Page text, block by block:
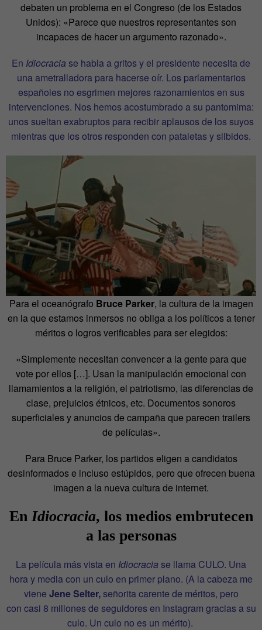
debaten un problema en el Congreso (de los Estados
Unidos): «Parece que nuestros representantes son
incapaces de hacer un argumento razonado».
En Idiocracia se habla a gritos y el presidente necesita de
una ametralladora para hacerse oír. Los parlamentarios
españoles no esgrimen mejores razonamientos en sus
intervenciones. Nos hemos acostumbrado a su pantomima:
unos sueltan exabruptos para recibir aplausos de los suyos
mientras que los otros responden con pataletas y silbidos.
Para el oceanógrafo Bruce Parker, la cultura de la imagen
en la que estamos inmersos no obliga a los políticos a tener
méritos o logros verificables para ser elegidos:
«Simplemente necesitan convencer a la gente para que
vote por ellos […]. Usan la manipulación emocional con
llamamientos a la religión, el patriotismo, las diferencias de
clase, prejuicios étnicos, etc. Documentos sonoros
superficiales y anuncios de campaña que parecen trailers
de películas».
Para Bruce Parker, los partidos eligen a candidatos
desinformados e incluso estúpidos, pero que ofrecen buena
imagen a la nueva cultura de internet.
En Idiocracia, los medios embrutecen
a las personas
La película más vista en Idiocracia se llama CULO. Una
hora y media con un culo en primer plano. (A la cabeza me
viene Jene Selter,señorita carente de méritos, pero
con casi 8 millones de seguidores en Instagram gracias a su
culo. Un culo no es un mérito).